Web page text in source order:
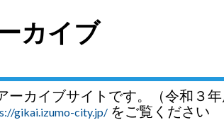
カイブ
カイブサイトです。（令和３年
gikai.izumo-city.jp/ をご覧ください